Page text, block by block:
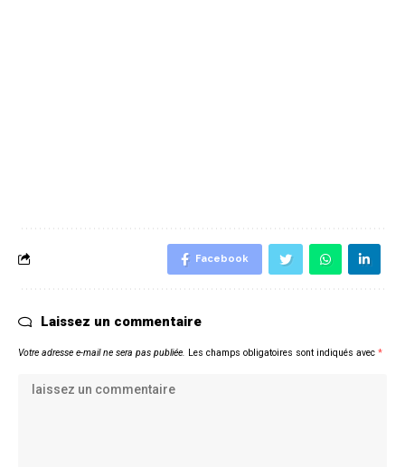
Facebook
Laissez un commentaire
Votre adresse e-mail ne sera pas publiée. Les champs obligatoires sont indiqués avec *